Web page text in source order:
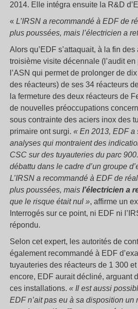
2014. Elle intégra ensuite la R&D
« L’IRSN a recommandé à EDF de
plus poussées, mais l’électricien a
Alors qu’EDF s’attaquait, à la fin
troisième visite décennale (l’audit
l’ASN qui permet de prolonger de
des réacteurs) de ses 34 réacteurs
la fermeture des deux réacteurs de
de nouvelles préoccupations
sous contrainte des aciers inox des
primaire ont surgi. « En 2013, EDF a
analyses qui montraient des
CSC sur des tuyauteries du parc
débattu dans le cadre d’un groupe
L’IRSN a recommandé à EDF de
plus poussées, mais l’électricien a
que le risque était nul », affirme un
Interrogés sur ce point, ni EDF ni
répondu.
Selon cet expert, les autorités de
également recommandé à EDF
tuyauteries des réacteurs de 1 300
encore, EDF aurait décliné, arguant
ces installations. « Il est aussi
EDF n’ait pas eu à sa disposition un